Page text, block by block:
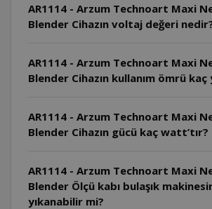
AR1114 - Arzum Technoart Maxi
Blender Cihazın voltaj değeri
AR1114 - Arzum Technoart Maxi
Blender Cihazın kullanım ömrü kaç
AR1114 - Arzum Technoart Maxi
Blender Cihazın gücü kaç watt’tır?
AR1114 - Arzum Technoart Maxi
Blender Ölçü kabı bulaşık
yıkanabilir mi?